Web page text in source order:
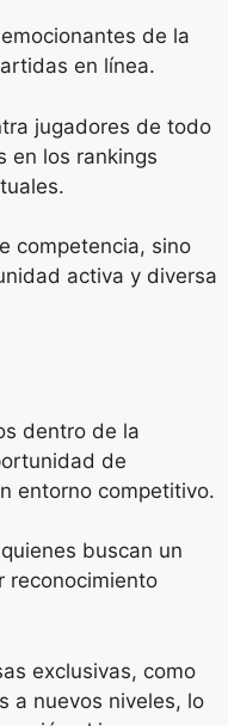
de la
en línea.
jugadores de todo
en los rankings
competencia, sino
activa y diversa
dentro de la
de
entorno competitivo.
buscan un
reconocimiento
exclusivas, como
a nuevos niveles, lo